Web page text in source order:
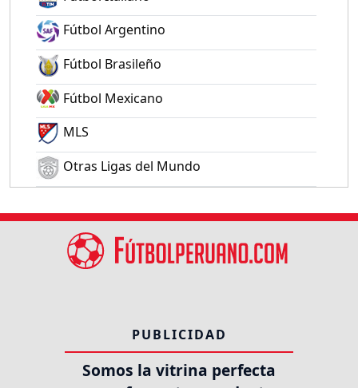
Fútbol Argentino
Fútbol Brasileño
Fútbol Mexicano
MLS
Otras Ligas del Mundo
PUBLICIDAD
Somos la vitrina perfecta